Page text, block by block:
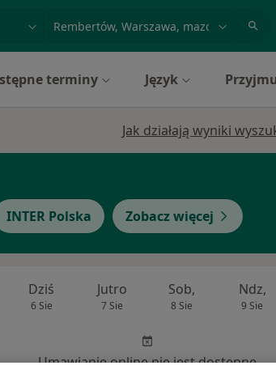
miasto lub dzielnica
terminy Język
Jak działają wyniki
INTER Polska Zobacz więcej
Dziś
6 Sie
Jutro
7 Sie
Sob,
8 Sie
Ndz,
9 Sie
Umawianie online nie jest dostępne